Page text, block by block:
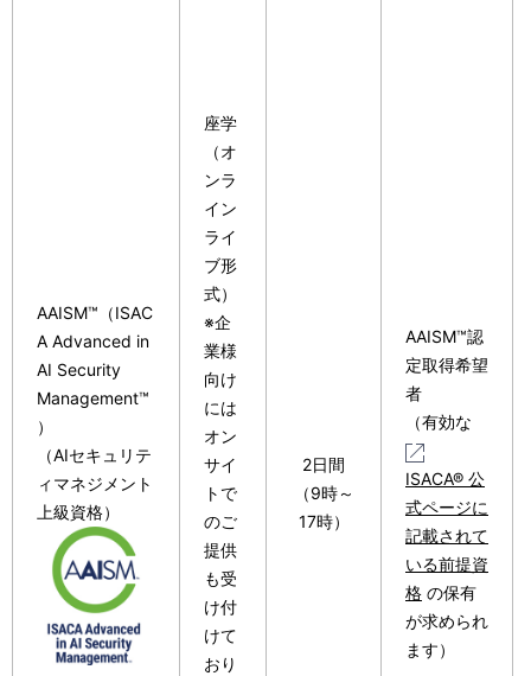
AAISM™（ISAC
A Advanced in
AI Security
Management™
）
（AIセキュリテ
ィマネジメント
上級資格）
座学
（オ
ンラ
イン
ライ
ブ形
式）
※企
業様
向け
には
オン
サイ
トで
のご
提供
も受
け付
けて
おり
2日間
（9時～
17時）
AAISM™認
定取得希望
者
（有効な
ISACA® 公
式ページに
記載されて
いる前提資
格 の保有
が求められ
ます）